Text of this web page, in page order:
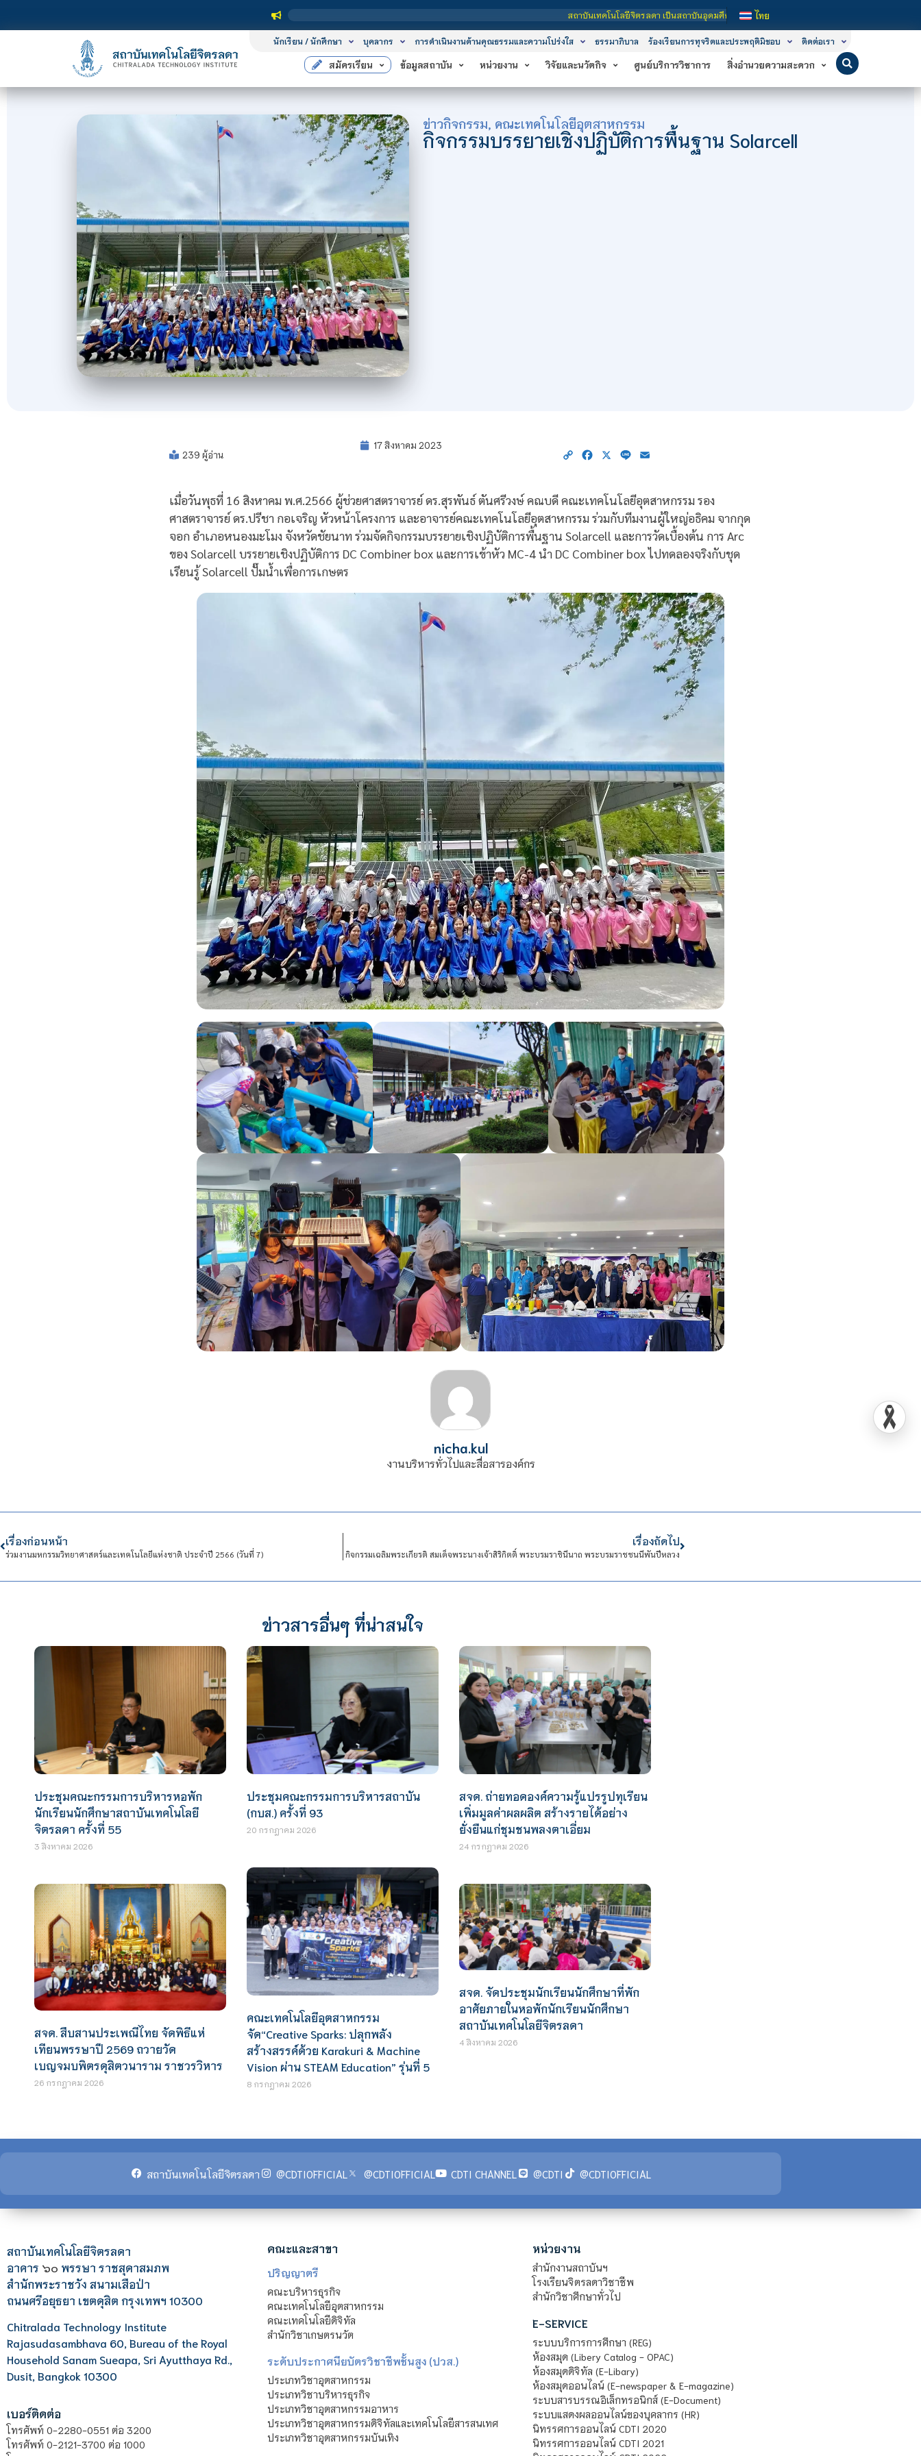
สถาบันเทคโนโลยีจิตรลดา เป็นสถาบันอุดมศึกษาในกำกับของรัฐ เปิดหลักสูตรการเรียนการสอน 3 ระดับ คือ ระดับประกา
ไทย
นักเรียน / นักศึกษา บุคลากร การดำเนินงานด้านคุณธรรมและความโปร่งใส ธรรมาภิบาล ร้องเรียนการทุจริตและประพฤติมิชอบ ติดต่อเรา
สมัครเรียน ข้อมูลสถาบัน หน่วยงาน วิจัยและนวัตกิจ ศูนย์บริการวิชาการ สิ่งอำนวยความสะดวก
ข่าวกิจกรรม, คณะเทคโนโลยีอุตสาหกรรม
กิจกรรมบรรยายเชิงปฏิบัติการพื้นฐาน Solarcell
239 ผู้อ่าน
17 สิงหาคม 2023
Copy Facebook
X Line
เมื่อวันพุธที่ 16 สิงหาคม พ.ศ.2566 ผู้ช่วยศาสตราจารย์ ดร.สุรพันธ์ ตันศรีวงษ์ คณบดี คณะเทคโนโลยีอุตสาหกรรม รอง
ศาสตราจารย์ ดร.ปรีชา กอเจริญ หัวหน้าโครงการ และอาจารย์คณะเทคโนโลยีอุตสาหกรรม ร่วมกับทีมงานผู้ใหญ่อธิคม จากกุด
จอก อำเภอหนองมะโมง จังหวัดชัยนาท ร่วมจัดกิจกรรมบรรยายเชิงปฏิบัติการพื้นฐาน Solarcell และการวัดเบื้องต้น การ Arc
ของ Solarcell บรรยายเชิงปฏิบัติการ DC Combiner box และการเข้าหัว MC-4 นำ DC Combiner box ไปทดลองจริงกับชุด
เรียนรู้ Solarcell ปั๊มน้ำเพื่อการเกษตร
nicha.kul
งานบริหารทั่วไปและสื่อสารองค์กร
เรื่องก่อนหน้า
ร่วมงานมหกรรมวิทยาศาสตร์และเทคโนโลยีแห่งชาติ ประจำปี 2566 (วันที่ 7)
เรื่องถัดไป
กิจกรรมเฉลิมพระเกียรติ สมเด็จพระนางเจ้าสิริกิตติ์ พระบรมราชินีนาถ พระบรมราชชนนีพันปีหลวง
ข่าวสารอื่นๆ ที่น่าสนใจ
ประชุมคณะกรรมการบริหารหอพัก
นักเรียนนักศึกษาสถาบันเทคโนโลยี
จิตรลดา ครั้งที่ 55
3 สิงหาคม 2026
ประชุมคณะกรรมการบริหารสถาบัน
(กบส.) ครั้งที่ 93
20 กรกฎาคม 2026
สจด. ถ่ายทอดองค์ความรู้แปรรูปทุเรียน
เพิ่มมูลค่าผลผลิต สร้างรายได้อย่าง
ยั่งยืนแก่ชุมชนพลงตาเอี่ยม
24 กรกฎาคม 2026
สจด. สืบสานประเพณีไทย จัดพิธีแห่
เทียนพรรษาปี 2569 ถวายวัด
เบญจมบพิตรดุสิตวนาราม ราชวรวิหาร
26 กรกฎาคม 2026
คณะเทคโนโลยีอุตสาหกรรม
จัด“Creative Sparks: ปลุกพลัง
สร้างสรรค์ด้วย Karakuri & Machine
Vision ผ่าน STEAM Education” รุ่นที่ 5
8 กรกฎาคม 2026
สจด. จัดประชุมนักเรียนนักศึกษาที่พัก
อาศัยภายในหอพักนักเรียนนักศึกษา
สถาบันเทคโนโลยีจิตรลดา
4 สิงหาคม 2026
สถาบันเทคโนโลยีจิตรลดา @CDTIOFFICIAL @CDTIOFFICIAL CDTI CHANNEL @CDTI @CDTIOFFICIAL
สถาบันเทคโนโลยีจิตรลดา
อาคาร ๖๐ พรรษา ราชสุดาสมภพ
สำนักพระราชวัง สนามเสือป่า
ถนนศรีอยุธยา เขตดุสิต กรุงเทพฯ 10300
Chitralada Technology Institute
Rajasudasambhava 60, Bureau of the Royal
Household Sanam Sueapa, Sri Ayutthaya Rd.,
Dusit, Bangkok 10300
เบอร์ติดต่อ
โทรศัพท์ 0-2280-0551 ต่อ 3200
โทรศัพท์ 0-2121-3700 ต่อ 1000
คณะและสาขา
ปริญญาตรี
คณะบริหารธุรกิจ
คณะเทคโนโลยีอุตสาหกรรม
คณะเทคโนโลยีดิจิทัล
สำนักวิชาเกษตรนวัต
ระดับประกาศนียบัตรวิชาชีพชั้นสูง (ปวส.)
ประเภทวิชาอุตสาหกรรม
ประเภทวิชาบริหารธุรกิจ
ประเภทวิชาอุตสาหกรรมอาหาร
ประเภทวิชาอุตสาหกรรมดิจิทัลและเทคโนโลยีสารสนเทศ
ประเภทวิชาอุตสาหกรรมบันเทิง
หน่วยงาน
สำนักงานสถาบันฯ
โรงเรียนจิตรลดาวิชาชีพ
สำนักวิชาศึกษาทั่วไป
E-SERVICE
ระบบบริการการศึกษา (REG)
ห้องสมุด (Libery Catalog - OPAC)
ห้องสมุดดิจิทัล (E-Libary)
ห้องสมุดออนไลน์ (E-newspaper & E-magazine)
ระบบสารบรรณอิเล็กทรอนิกส์ (E-Document)
ระบบแสดงผลออนไลน์ของบุคลากร (HR)
นิทรรศการออนไลน์ CDTI 2020
นิทรรศการออนไลน์ CDTI 2021